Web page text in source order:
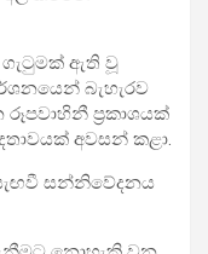
ගැටුමක් ඇති වූ
බැහැරව
රූපවාහිනී ප්‍රකාශයක්
අවසන් කළා.
සන්නිවේදනය